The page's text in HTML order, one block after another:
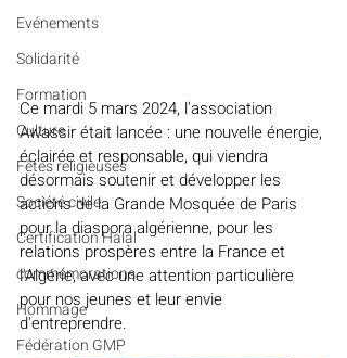
Evénements
Solidarité
Formation
Culture
Fêtes religieuses
Société civile
Certification Halal
commémorations
Hommage
Fédération GMP
Ce mardi 5 mars 2024, l'association
Awassir était lancée : une nouvelle énergie,
éclairée et responsable, qui viendra
désormais soutenir et développer les
actions de la Grande Mosquée de Paris
pour la diaspora algérienne, pour les
relations prospères entre la France et
l'Algérie, avec une attention particulière
pour nos jeunes et leur envie
d'entreprendre.